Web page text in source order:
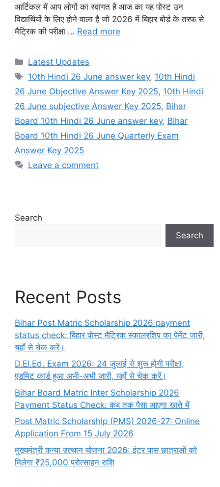
आर्टिकल में आप लोगों का स्वागत है आज का यह पोस्ट उन
विद्यार्थियों के लिए होने वाला है जो 2026 में बिहार बोर्ड के तरफ से
मैट्रिक की परीक्षा … Read more
Categories
Latest Updates
Tags
10th Hindi 26 June answer key, 10th Hindi
26 June Objective Answer Key 2025, 10th Hindi
26 June subjective Answer Key 2025, Bihar
Board 10th Hindi 26 June answer key, Bihar
Board 10th Hindi 26 June Quarterly Exam
Answer Key 2025
Leave a comment
Search
Search
Recent Posts
Bihar Post Matric Scholarship 2026 payment
status check: बिहार पोस्ट मैट्रिक स्कालरशिप का पेमेंट जारी,
यहाँ से चेक करें।
D.El.Ed. Exam 2026: 24 जुलाई से शुरू होगी परीक्षा,
एडमिट कार्ड हुआ अभी-अभी जारी, यहाँ से चेक करें।
Bihar Board Matric Inter Scholarship 2026
Payment Status Check: कब तक पैसा आएगा खाते में
Post Matric Scholarship (PMS) 2026-27: Online
Application From 15 July 2026
मुख्यमंत्री कन्या उत्थान योजना 2026: इंटर पास छात्राओं को
मिलेगा ₹25,000 प्रोत्साहन राशि